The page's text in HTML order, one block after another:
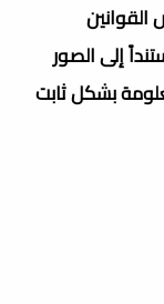
إلى الصور
بشكل ثابت